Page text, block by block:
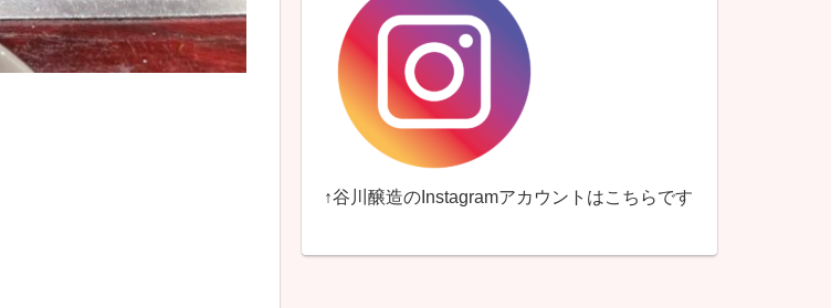
↑谷川醸造のInstagramアカウントはこちらです